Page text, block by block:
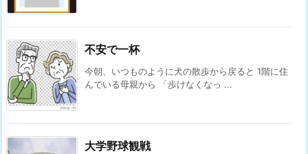
不安で一杯
今朝、いつものように犬の散歩から戻ると 1階に住
んでいる母親から 「歩けなくなっ ...
大学野球観戦